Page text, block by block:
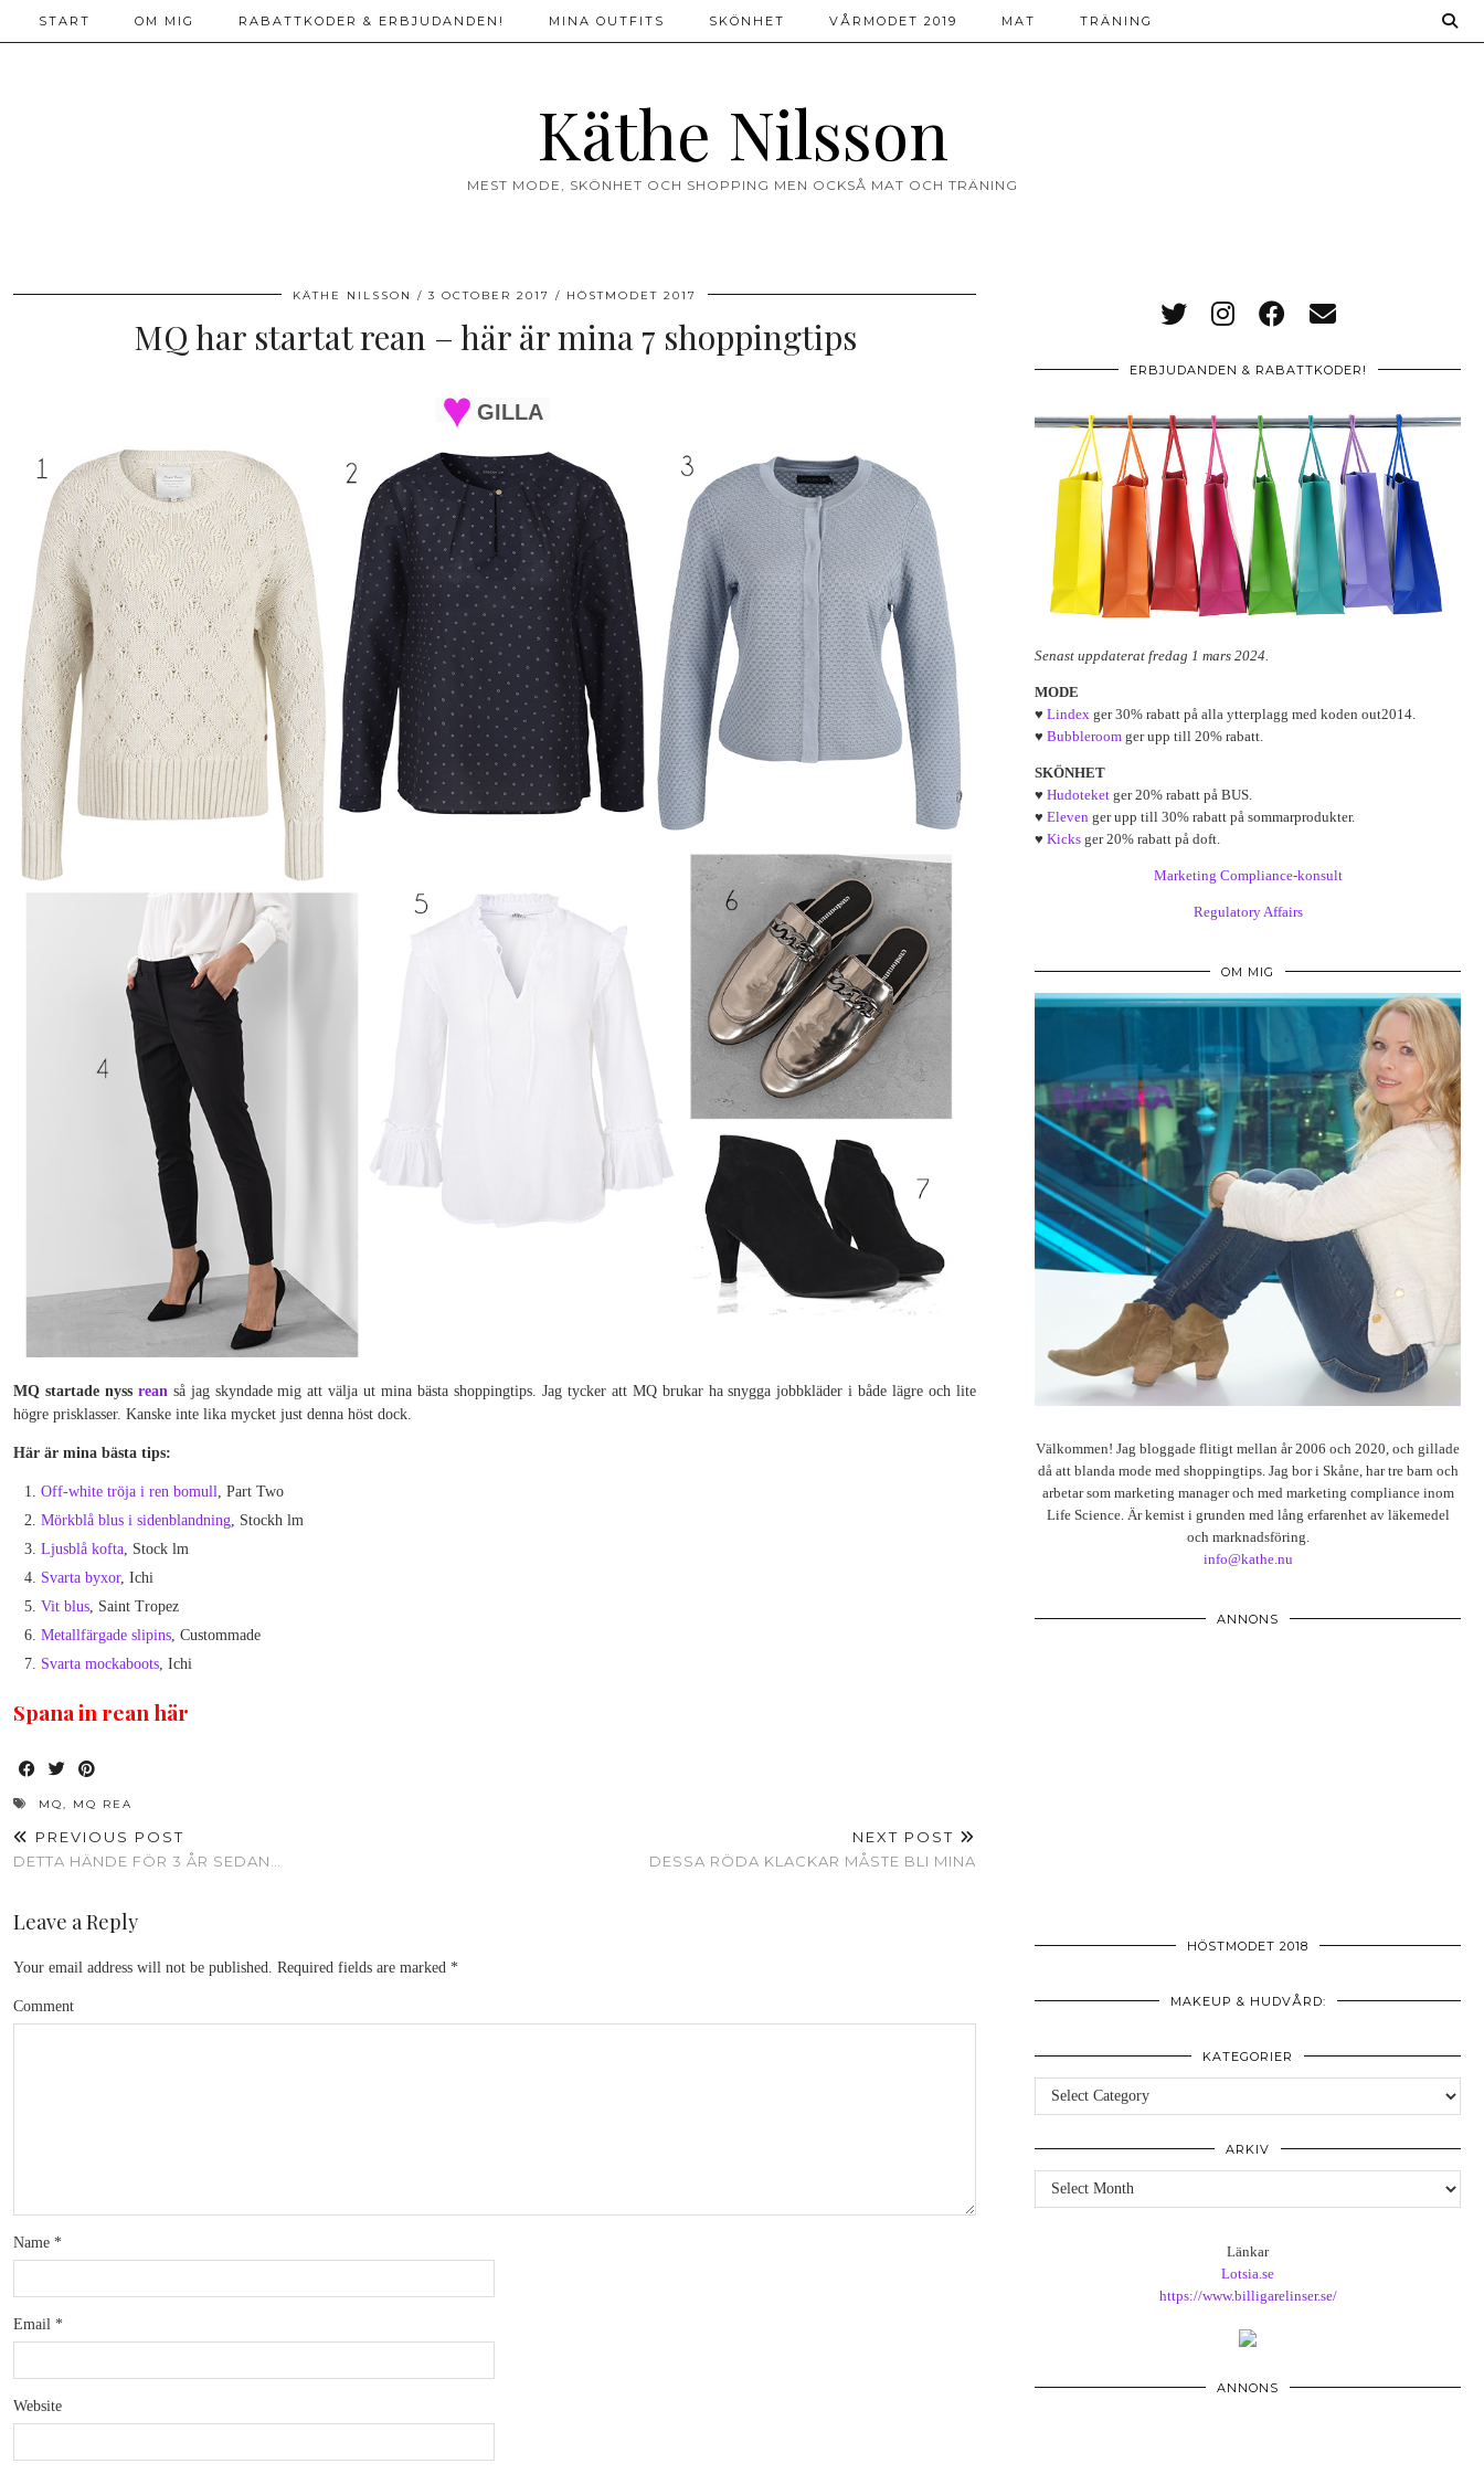
Käthe Nilsson
MEST MODE, SKÖNHET OCH SHOPPING MEN OCKSÅ MAT OCH TRÄNING
START OM MIG RABATTKODER & ERBJUDANDEN! MINA OUTFITS SKÖNHET VÅRMODET 2019 MAT TRÄNING
KÄTHE NILSSON 3 OCTOBER 2017 HÖSTMODET 2017
MQ har startat rean – här är mina 7 shoppingtips
GILLA
MQ startade nyss reanså jag skyndade mig att välja ut mina bästa shoppingtips. Jag tycker att MQ brukar ha snygga jobbkläder i både lägre och lite
högre prisklasser. Kanske inte lika mycket just denna höst dock.
Här är mina bästa tips:
Off-white tröja i ren bomull, Part Two
Mörkblå blus i sidenblandning, Stockh lm
Ljusblå kofta, Stock lm
Svarta byxor, Ichi
Vit blus, Saint Tropez
Metallfärgade slipins, Custommade
Svarta mockaboots, Ichi
Spana in rean här
MQ, MQ REA
PREVIOUS POST
DETTA HÄNDE FÖR 3 ÅR SEDAN…
NEXT POST
DESSA RÖDA KLACKAR MÅSTE BLI MINA
Leave a Reply
Your email address will not be published. Required fields are marked *
Comment
Name *
Email *
Website
ERBJUDANDEN & RABATTKODER!
Senast uppdaterat fredag 1 mars 2024.
MODE
♥ Lindex ger 30% rabatt på alla ytterplagg med koden out2014.
♥ Bubbleroom ger upp till 20% rabatt.
SKÖNHET
♥ Hudoteket ger 20% rabatt på BUS.
♥ Eleven ger upp till 30% rabatt på sommarprodukter.
♥ Kicks ger 20% rabatt på doft.
Marketing Compliance-konsult
Regulatory Affairs
OM MIG
Välkommen! Jag bloggade flitigt mellan år 2006 och 2020, och gillade
då att blanda mode med shoppingtips. Jag bor i Skåne, har tre barn och
arbetar som marketing manager och med marketing compliance inom
Life Science. Är kemist i grunden med lång erfarenhet av läkemedel
och marknadsföring.
info@kathe.nu
ANNONS
HÖSTMODET 2018
MAKEUP & HUDVÅRD:
KATEGORIER
Kategorier
ARKIV
Arkiv
Länkar
Lotsia.se
https://www.billigarelinser.se/
ANNONS